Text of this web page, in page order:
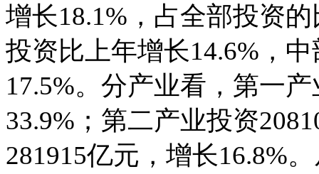
增长18.1%，占全部投资
投资比上年增长14.6%，
17.5%。分产业看，第一
33.9%；第二产业投资
281915亿元，增长16.8%